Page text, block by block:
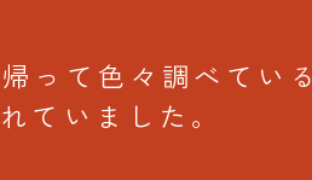
って色々調べている
ていました。